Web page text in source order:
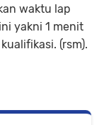
waktu lap
yakni 1 menit
(rsm).